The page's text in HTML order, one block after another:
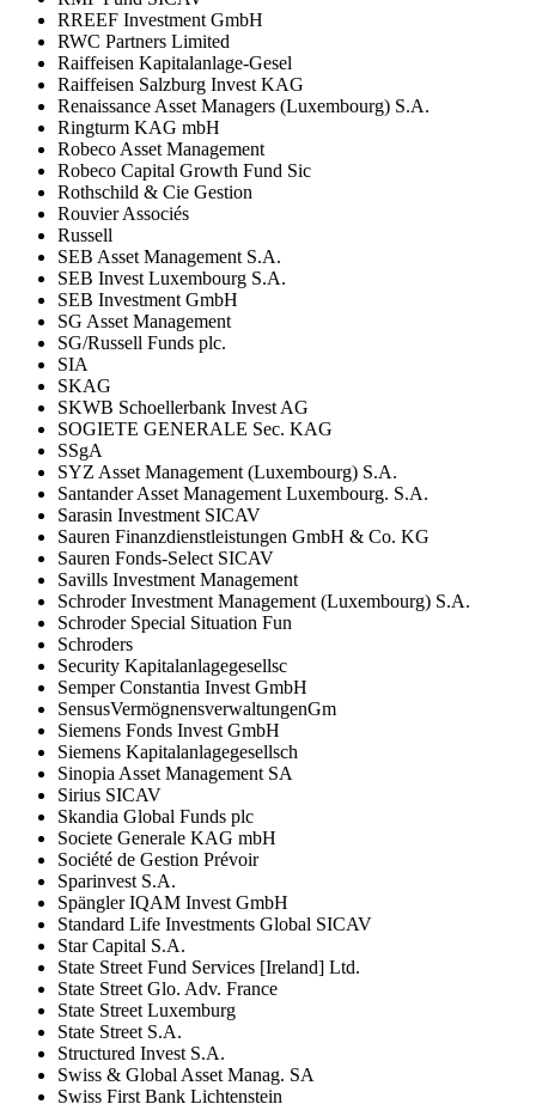
RREEF Investment GmbH
RWC Partners Limited
Raiffeisen Kapitalanlage-Gesel
Raiffeisen Salzburg Invest KAG
Renaissance Asset Managers (Luxembourg) S.A.
Ringturm KAG mbH
Robeco Asset Management
Robeco Capital Growth Fund Sic
Rothschild & Cie Gestion
Rouvier Associés
Russell
SEB Asset Management S.A.
SEB Invest Luxembourg S.A.
SEB Investment GmbH
SG Asset Management
SG/Russell Funds plc.
SIA
SKAG
SKWB Schoellerbank Invest AG
SOGIETE GENERALE Sec. KAG
SSgA
SYZ Asset Management (Luxembourg) S.A.
Santander Asset Management Luxembourg. S.A.
Sarasin Investment SICAV
Sauren Finanzdienstleistungen GmbH & Co. KG
Sauren Fonds-Select SICAV
Savills Investment Management
Schroder Investment Management (Luxembourg) S.A.
Schroder Special Situation Fun
Schroders
Security Kapitalanlagegesellsc
Semper Constantia Invest GmbH
SensusVermögnensverwaltungenGm
Siemens Fonds Invest GmbH
Siemens Kapitalanlagegesellsch
Sinopia Asset Management SA
Sirius SICAV
Skandia Global Funds plc
Societe Generale KAG mbH
Société de Gestion Prévoir
Sparinvest S.A.
Spängler IQAM Invest GmbH
Standard Life Investments Global SICAV
Star Capital S.A.
State Street Fund Services [Ireland] Ltd.
State Street Glo. Adv. France
State Street Luxemburg
State Street S.A.
Structured Invest S.A.
Swiss & Global Asset Manag. SA
Swiss First Bank Lichtenstein